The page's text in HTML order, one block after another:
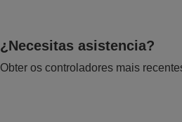
¿Necesitas asistencia?
Obter os controladores mais